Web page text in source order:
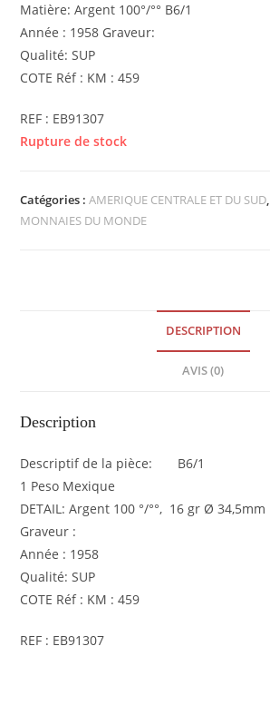
Matière: Argent 100°/°° B6/1
Année : 1958 Graveur:
Qualité: SUP
COTE Réf : KM : 459
REF : EB91307
Rupture de stock
Catégories :AMERIQUE CENTRALE ET DU SUD,
MONNAIES DU MONDE
DESCRIPTION
AVIS (0)
Description
Descriptif de la pièce: B6/1
1 Peso Mexique
DETAIL: Argent 100 °/°°, 16 gr Ø 34,5mm
Graveur :
Année : 1958
Qualité: SUP
COTE Réf : KM : 459
REF : EB91307